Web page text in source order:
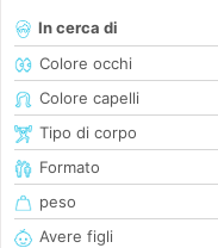
In cerca di
Colore occhi
Colore capelli
Tipo di corpo
Formato
peso
Avere figli